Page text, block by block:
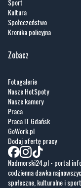
Sport
Kultura
Społeczeństwo
Kronika policyjna
Zobacz
Fotogalerie
Nasze HotSpoty
Nasze kamery
Praca
Praca IT Gdańsk
GoWork.pl
Dodaj ofertę pracy
Nadmorski24.pl - portal
codzienna dawka
społeczne, kulturalne i